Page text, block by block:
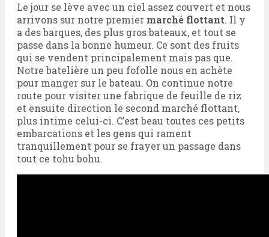
Le jour se lève avec un ciel assez couvert et nous
arrivons sur notre premier marché flottant. Il y
a des barques, des plus gros bateaux, et tout se
passe dans la bonne humeur. Ce sont des fruits
qui se vendent principalement mais pas que.
Notre batelière un peu fofolle nous en achète
pour manger sur le bateau. On continue notre
route pour visiter une fabrique de feuille de riz
et ensuite direction le second marché flottant,
plus intime celui-ci. C’est beau toutes ces petits
embarcations et les gens qui rament
tranquillement pour se frayer un passage dans
tout ce tohu bohu.